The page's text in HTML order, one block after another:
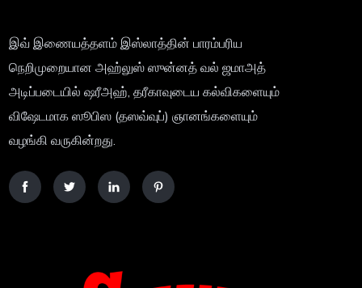
இவ் இணையத்தளம் இஸ்லாத்தின் பாரம்பரிய
நெறிமுறையான அஹ்லுஸ் ஸுன்னத் வல் ஜமாஅத்
அடிப்படையில் ஷரீஅஹ், தரீகாவுடைய கல்விகளையும்
விஷேடமாக ஸூபிஸ (தஸவ்வுப்) ஞானங்களையும்
வழங்கி வருகின்றது.